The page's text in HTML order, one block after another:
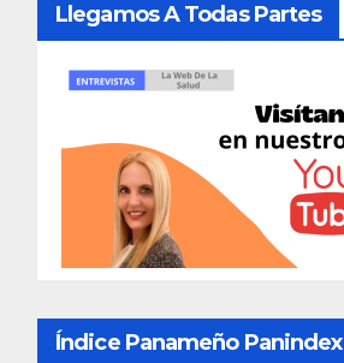
Llegamos A Todas Partes
Índice Panameño Panindex